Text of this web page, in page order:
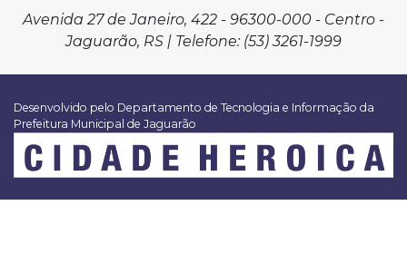
Avenida 27 de Janeiro, 422 - 96300-000 - Centro -
Jaguarão, RS | Telefone: (53) 3261-1999
Desenvolvido pelo Departamento de Tecnologia e Informação da
Prefeitura Municipal de Jaguarão